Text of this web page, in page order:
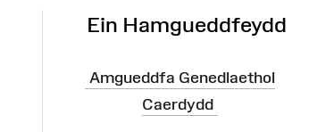
Ein Hamgueddfeydd
Amgueddfa Genedlaethol
Caerdydd